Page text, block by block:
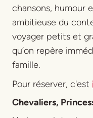
chansons, humour
ambitieuse du
voyager petits et
qu’on repère
famille.
Pour réserver, c'est
Chevaliers,